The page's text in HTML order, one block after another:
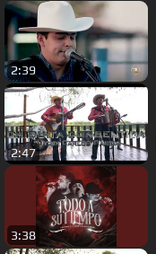
2:39
2:47
3:38